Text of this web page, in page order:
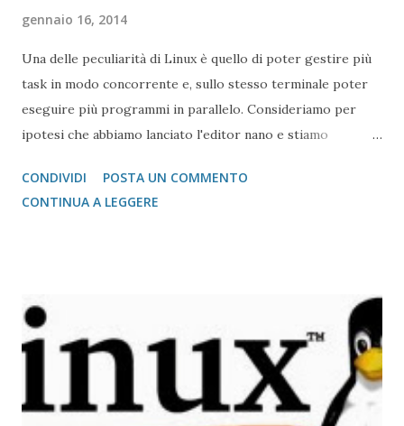
gennaio 16, 2014
Una delle peculiarità di Linux è quello di poter gestire più
task in modo concorrente e, sullo stesso terminale poter
eseguire più programmi in parallelo. Consideriamo per
ipotesi che abbiamo lanciato l'editor nano e stiamo
qualche ragione dobbiamo tornare al prompt dei comandi
(in linux detto shell)
CONDIVIDI
POSTA UN COMMENTO
CONTINUA A LEGGERE